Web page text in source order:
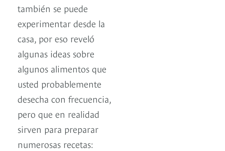
también se puede
experimentar desde la
casa, por eso reveló
algunas ideas sobre
algunos alimentos que
usted probablemente
desecha con frecuencia,
pero que en realidad
sirven para preparar
numerosas recetas: